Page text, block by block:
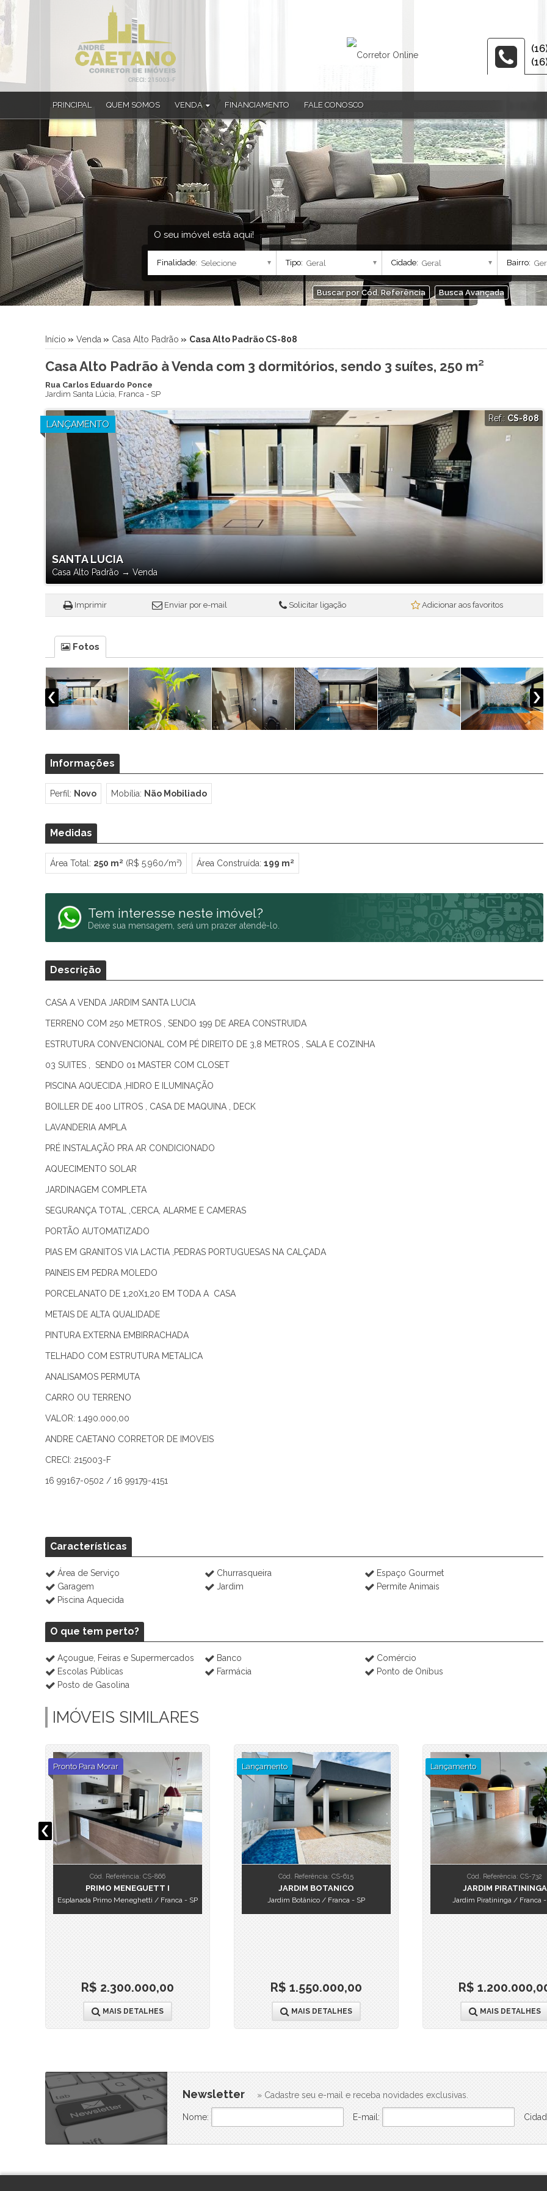
PRINCIPAL QUEM SOMOS VENDA
Apartamento (33)
Apartamento Alto Padrão (1)
Apartamento Duplex (4)
Casa (182)
Casa Alto Padrão (22)
Casa em Condomínio (4)
Sobrado (10)
Sobrado em Condomínio (1)
FINANCIAMENTO FALE CONOSCO
O seu imóvel está aqui!
Finalidade: Tipo: Cidade: Bairro:
Buscar por Cód. Referência Busca Avançada
Início » Venda » Casa Alto Padrão » Casa Alto Padrão CS-808
Casa Alto Padrão à Venda com 3 dormitórios, sendo 3 suítes, 250 m²
Rua Carlos Eduardo Ponce
Jardim Santa Lúcia, Franca- SP
LANÇAMENTO
SANTA LUCIA
Casa Alto Padrão → Venda
Ref.: CS-808
Imprimir Enviar por e-mail Solicitar ligação Adicionar aos favoritos
Fotos
Informações
Perfil: Novo Mobília: Não Mobiliado
Medidas
Área Total: 250 m² (R$ 5.960/m²) Área Construída: 199 m²
Tem interesse neste imóvel?
Deixe sua mensagem, será um prazer atendê-lo.
Descrição
CASA A VENDA JARDIM SANTA LUCIA
TERRENO COM 250 METROS , SENDO 199 DE AREA CONSTRUIDA
ESTRUTURA CONVENCIONAL COM PÉ DIREITO DE 3,8 METROS , SALA E COZINHA
03 SUITES , SENDO 01 MASTER COM CLOSET
PISCINA AQUECIDA ,HIDRO E ILUMINAÇÃO
BOILLER DE 400 LITROS , CASA DE MAQUINA , DECK
LAVANDERIA AMPLA
PRÉ INSTALAÇÃO PRA AR CONDICIONADO
AQUECIMENTO SOLAR
JARDINAGEM COMPLETA
SEGURANÇA TOTAL ,CERCA, ALARME E CAMERAS
PORTÃO AUTOMATIZADO
PIAS EM GRANITOS VIA LACTIA ,PEDRAS PORTUGUESAS NA CALÇADA
PAINEIS EM PEDRA MOLEDO
PORCELANATO DE 1,20X1,20 EM TODA A CASA
METAIS DE ALTA QUALIDADE
PINTURA EXTERNA EMBIRRACHADA
TELHADO COM ESTRUTURA METALICA
ANALISAMOS PERMUTA
CARRO OU TERRENO
VALOR: 1.490.000,00
ANDRE CAETANO CORRETOR DE IMOVEIS
CRECI: 215003-F
16 99167-0502 / 16 99179-4151
Características
Área de Serviço Churrasqueira
Espaço Gourmet
Garagem
Jardim
Permite Animais
Piscina Aquecida
O que tem perto?
Açougue, Feiras e Supermercados Banco
Comércio
Escolas Públicas
Farmácia
Ponto de Oníbus
Posto de Gasolina
IMÓVEIS SIMILARES
Pronto Para Morar
Cód. Referência: CS-866
PRIMO MENEGUETT I
Esplanada Primo Meneghetti / Franca - SP
R$ 2.300.000,00
MAIS DETALHES
Lançamento
Cód. Referência: CS-615
JARDIM BOTANICO
Jardim Botânico / Franca - SP
R$ 1.550.000,00
MAIS DETALHES
Lançamento
Cód. Referência: CS-732
JARDIM PIRATININGA
Jardim Piratininga / Franca -
R$
MAIS DETALHES
Newsletter » Cadastre seu e-mail e receba novidades exclusivas.
Nome: E-mail: